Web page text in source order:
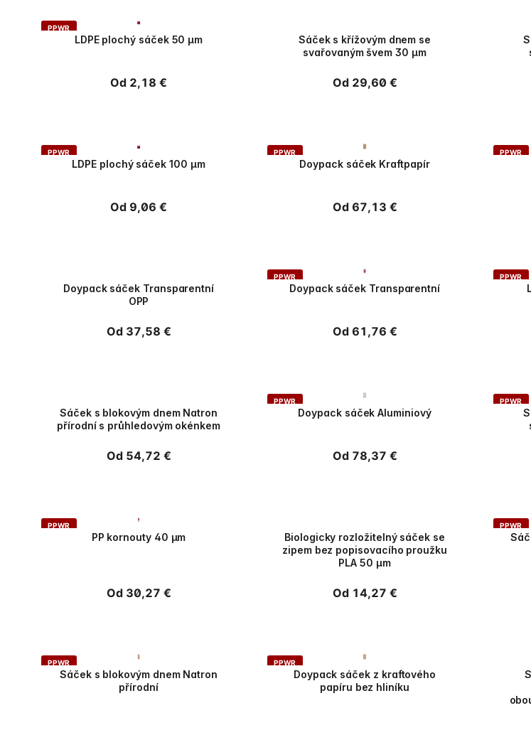
PPWR
LDPE plochý sáček 50 µm
Běžná
Od 2,18 €
Sáček s křížovým dnem se
svařovaným švem 30 µm
Běžná
Od 29,60 €
PPWR
LDPE plochý sáček 100 µm
Běžná
Od 9,06 €
PPWR
Doypack sáček Kraftpapír
Běžná
Od 67,13 €
PPWR
Doypack sáček Transparentní
OPP
Běžná
Od 37,58 €
PPWR
Doypack sáček Transparentní
Běžná
Od 61,76 €
PPWR
Sáček s blokovým dnem Natron
přírodní s průhledovým okénkem
Běžná
Od 54,72 €
PPWR
Doypack sáček Aluminiový
Běžná
Od 78,37 €
PPWR
PPWR
PP kornouty 40 µm
Běžná
Od 30,27 €
Biologicky rozložitelný sáček se
zipem bez popisovacího proužku
PLA 50 µm
Běžná
Od 14,27 €
PPWR
PPWR
Sáček s blokovým dnem Natron
přírodní
PPWR
Doypack sáček z kraftového
papíru bez hliníku